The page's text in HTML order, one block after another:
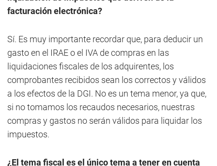
facturación electrónica?
Sí. Es muy importante recordar que, para deducir un
gasto en el IRAE o el IVA de compras en las
liquidaciones fiscales de los adquirentes, los
comprobantes recibidos sean los correctos y válidos
a los efectos de la DGI. No es un tema menor, ya que,
si no tomamos los recaudos necesarios, nuestras
compras y gastos no serán válidos para liquidar los
impuestos.
¿El tema fiscal es el único tema a tener en cuenta